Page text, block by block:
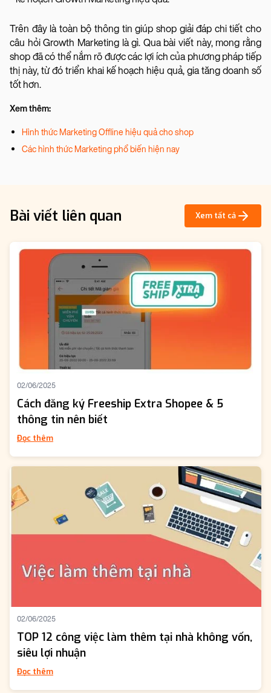
Trên đây là toàn bộ thông tin giúp shop giải đáp chi tiết cho
câu hỏi Growth Marketing là gì. Qua bài viết này, mong rằng
shop đã có thể nắm rõ được các lợi ích của phương pháp tiếp
thị này, từ đó triển khai kế hoạch hiệu quả, gia tăng doanh số
tốt hơn.
Xem thêm:
Hình thức Marketing Offline hiệu quả cho shop
Các hình thức Marketing phổ biến hiện nay
Bài viết liên quan Xem tất cả
02/06/2025
Cách đăng ký Freeship Extra Shopee & 5
thông tin nên biết
Đọc thêm
02/06/2025
TOP 12 công việc làm thêm tại nhà không vốn,
siêu lợi nhuận
Đọc thêm